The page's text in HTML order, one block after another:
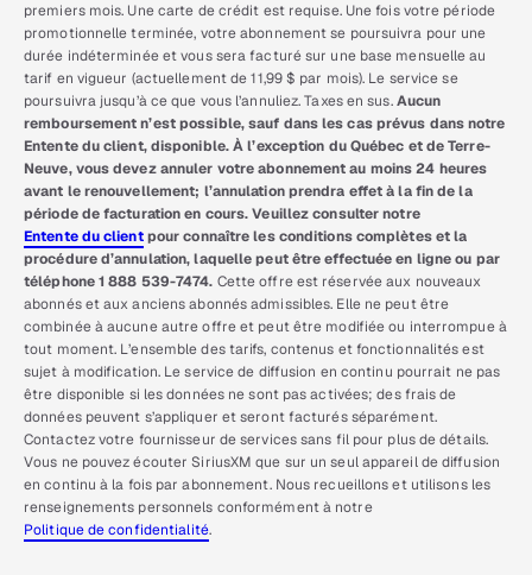
premiers mois. Une carte de crédit est requise. Une fois votre période
promotionnelle terminée, votre abonnement se poursuivra pour une
durée indéterminée et vous sera facturé sur une base mensuelle au
tarif en vigueur (actuellement de 11,99 $ par mois). Le service se
poursuivra jusqu’à ce que vous l’annuliez. Taxes en sus.Aucun
remboursement n’est possible, sauf dans les cas prévus dans notre
Entente du client, disponible. À l’exception du Québec et de Terre-
Neuve, vous devez annuler votre abonnement au moins 24 heures
avant le renouvellement; l’annulation prendra effet à la fin de la
période de facturation en cours. Veuillez consulter notre
Entente du clientpour connaître les conditions complètes et la
procédure d’annulation, laquelle peut être effectuée en ligne ou par
téléphone 1 888 539-7474. Cette offre est réservée aux nouveaux
abonnés et aux anciens abonnés admissibles. Elle ne peut être
combinée à aucune autre offre et peut être modifiée ou interrompue à
tout moment. L’ensemble des tarifs, contenus et fonctionnalités est
sujet à modification. Le service de diffusion en continu pourrait ne pas
être disponible si les données ne sont pas activées; des frais de
données peuvent s’appliquer et seront facturés séparément.
Contactez votre fournisseur de services sans fil pour plus de détails.
Vous ne pouvez écouter SiriusXM que sur un seul appareil de diffusion
en continu à la fois par abonnement. Nous recueillons et utilisons les
renseignements personnels conformément à notre
Politique de confidentialité.